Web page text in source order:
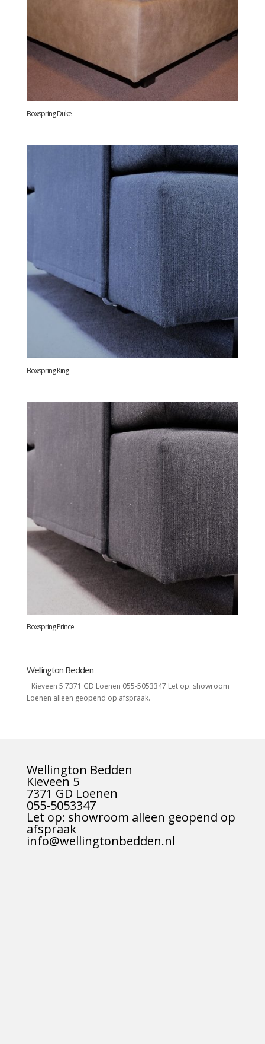
Boxspring Duke
Boxspring King
Boxspring Prince
Wellington Bedden
Kieveen 5 7371 GD Loenen 055-5053347 Let op: showroom
Loenen alleen geopend op afspraak.
Wellington Bedden
Kieveen 5
7371 GD Loenen
055-5053347
Let op: showroom alleen geopend op
afspraak
info@wellingtonbedden.nl